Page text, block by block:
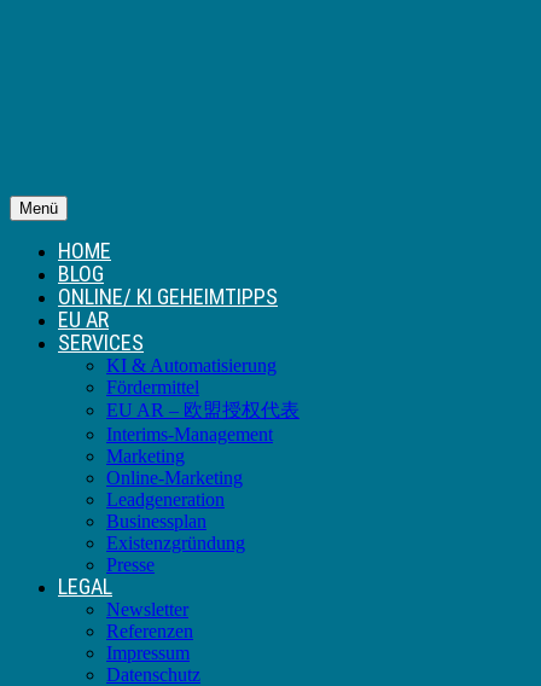
Menü
HOME
BLOG
ONLINE/ KI GEHEIMTIPPS
EU AR
SERVICES
KI & Automatisierung
Fördermittel
EU AR – 欧盟授权代表
Interims-Management
Marketing
Online-Marketing
Leadgeneration
Businessplan
Existenzgründung
Presse
LEGAL
Newsletter
Referenzen
Impressum
Datenschutz